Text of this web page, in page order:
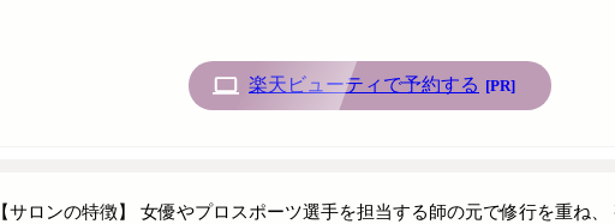
楽天ビューティで予約する [PR]
【サロンの特徴】 女優やプロスポーツ選手を担当する師の元で修行を重ね